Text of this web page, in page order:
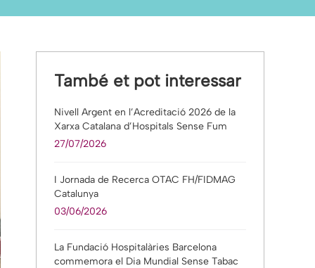
També et pot interessar
Nivell Argent en l’Acreditació 2026 de la
Xarxa Catalana d’Hospitals Sense Fum
27/07/2026
I Jornada de Recerca OTAC FH/FIDMAG
Catalunya
03/06/2026
La Fundació Hospitalàries Barcelona
commemora el Dia Mundial Sense Tabac